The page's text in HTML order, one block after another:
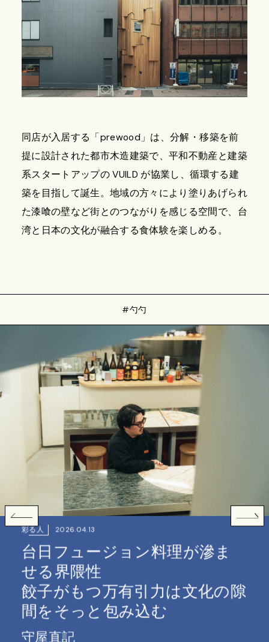
同店が入居する「prewood」は、分解・移築を前
提に設計された都市木造建築で、平和不動産と建築
系スタートアップの VUILD が協業し、循環する建
築を目指して誕生。地域の方々により塗りあげられ
た漆喰の壁など街とのつながりを感じる空間で、台
湾と日本の文化が融合する食体験を楽しめる。
#勺勺
滲ま
化の隙
楽しむ人 2025.10.22
香りと味わいで旅を
“台日フュージョン”
勺勺（シャオシャオ）
2025年10月4日オープン
#Joy, #shao shao, #勺勺